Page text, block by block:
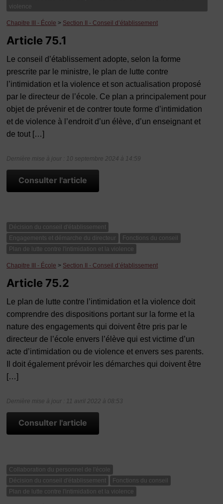
violence
Chapitre III - École > Section II - Conseil d’établissement
Article 75.1
Le conseil d’établissement adopte, selon la forme
prescrite par le ministre, le plan de lutte contre
l’intimidation et la violence et son actualisation proposé
par le directeur de l’école. Ce plan a principalement pour
objet de prévenir et de contrer toute forme d’intimidation
et de violence à l’endroit d’un élève, d’un enseignant et
de tout […]
Dernière mise à jour : 10 septembre 2024 à 14:59
Consulter l'article
Décision du conseil d'établissement
Engagements et démarche du directeur
Fonctions du conseil
Plan de lutte contre l'intimidation et la violence
Chapitre III - École > Section II - Conseil d’établissement
Article 75.2
Le plan de lutte contre l’intimidation et la violence doit
comprendre des dispositions portant sur la forme et la
nature des engagements qui doivent être pris par le
directeur de l’école envers l’élève qui est victime d’un
acte d’intimidation ou de violence et envers ses parents.
Il doit également prévoir les démarches qui doivent être
[…]
Dernière mise à jour : 11 avril 2022 à 08:53
Consulter l'article
Collaboration du personnel de l'école
Décision du conseil d'établissement
Fonctions du conseil
Plan de lutte contre l'intimidation et la violence